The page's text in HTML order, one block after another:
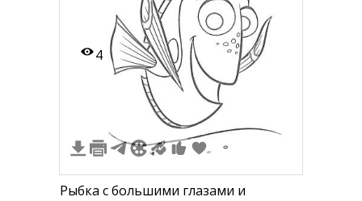
4
Рыбка с большими глазами и